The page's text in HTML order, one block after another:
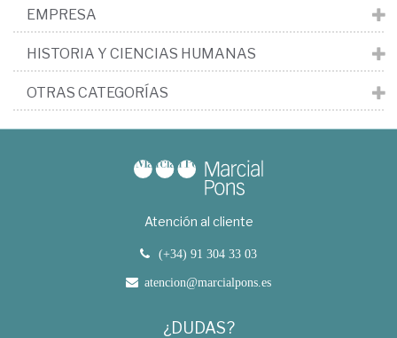
EMPRESA
HISTORIA Y CIENCIAS HUMANAS
OTRAS CATEGORÍAS
Atención al cliente
(+34) 91 304 33 03
atencion@marcialpons.es
¿DUDAS?